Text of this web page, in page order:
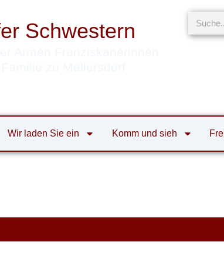
Schwestern
Suche
Wir laden Sie ein Komm und sieh